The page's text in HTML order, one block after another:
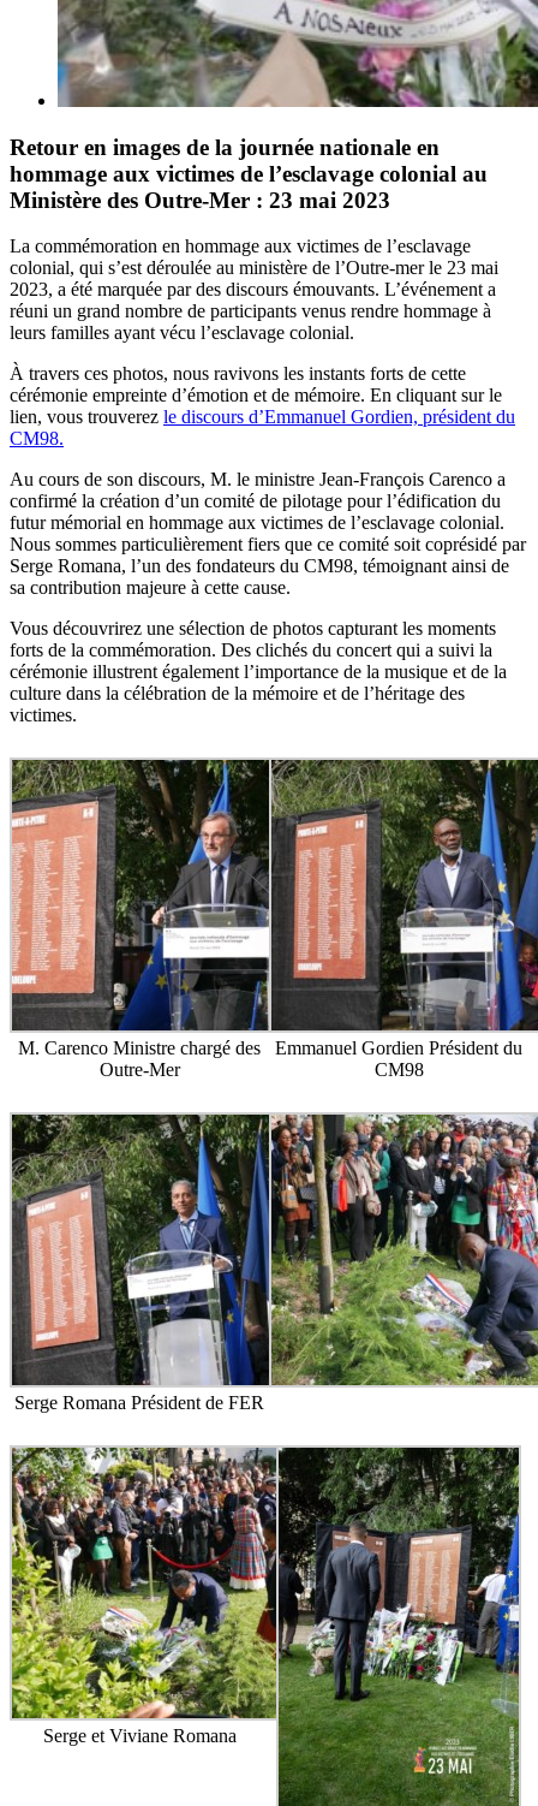
Retour en images de la journée nationale en
hommage aux victimes de l’esclavage colonial au
Ministère des Outre-Mer : 23 mai 2023
La commémoration en hommage aux victimes de l’esclavage
colonial, qui s’est déroulée au ministère de l’Outre-mer le 23 mai
2023, a été marquée par des discours émouvants. L’événement a
réuni un grand nombre de participants venus rendre hommage à
leurs familles ayant vécu l’esclavage colonial.
À travers ces photos, nous ravivons les instants forts de cette
cérémonie empreinte d’émotion et de mémoire. En cliquant sur le
lien, vous trouverez le discours d’Emmanuel Gordien, président du
CM98.
Au cours de son discours, M. le ministre Jean-François Carenco a
confirmé la création d’un comité de pilotage pour l’édification du
futur mémorial en hommage aux victimes de l’esclavage colonial.
Nous sommes particulièrement fiers que ce comité soit coprésidé par
Serge Romana, l’un des fondateurs du CM98, témoignant ainsi de
sa contribution majeure à cette cause.
Vous découvrirez une sélection de photos capturant les moments
forts de la commémoration. Des clichés du concert qui a suivi la
cérémonie illustrent également l’importance de la musique et de la
culture dans la célébration de la mémoire et de l’héritage des
victimes.
M. Carenco Ministre chargé des
Outre-Mer
Emmanuel Gordien Président du
CM98
Serge Romana Président de FER
Serge et Viviane Romana